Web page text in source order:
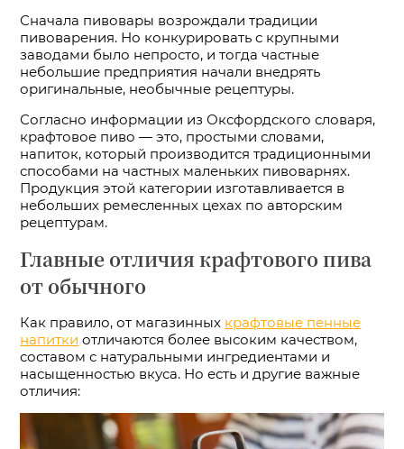
Сначала пивовары возрождали традиции
пивоварения. Но конкурировать с крупными
заводами было непросто, и тогда частные
небольшие предприятия начали внедрять
оригинальные, необычные рецептуры.
Согласно информации из Оксфордского словаря,
крафтовое пиво — это, простыми словами,
напиток, который производится традиционными
способами на частных маленьких пивоварнях.
Продукция этой категории изготавливается в
небольших ремесленных цехах по авторским
рецептурам.
Главные отличия крафтового пива
от обычного
Как правило, от магазинных крафтовые пенные
напитки отличаются более высоким качеством,
составом с натуральными ингредиентами и
насыщенностью вкуса. Но есть и другие важные
отличия: